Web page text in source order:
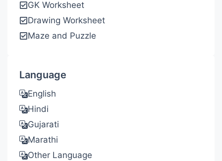
GK Worksheet
Drawing Worksheet
Maze and Puzzle
Language
English
Hindi
Gujarati
Marathi
Other Language